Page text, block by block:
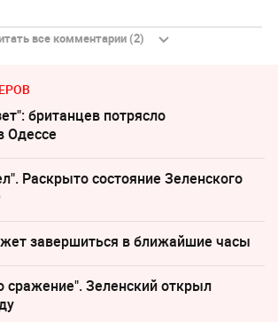
все комментарии (2)
британцев потрясло
Одессе
Раскрыто состояние Зеленского
завершиться в ближайшие часы
сражение". Зеленский открыл